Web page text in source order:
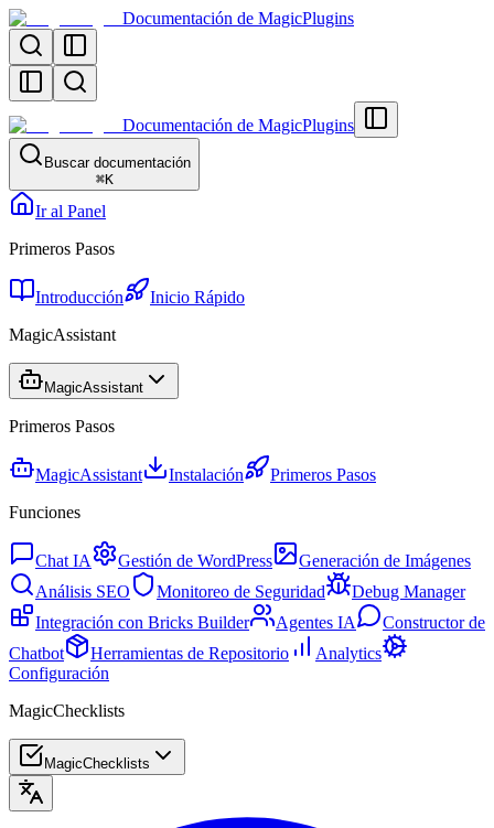
Documentación de MagicPlugins
Documentación de MagicPlugins
Buscar documentación
⌘K
Ir al Panel
Primeros Pasos
Introducción
Inicio Rápido
MagicAssistant
MagicAssistant
Primeros Pasos
MagicAssistant Instalación
Primeros Pasos
Funciones
Chat IA Gestión de WordPress
Generación de Imágenes
Análisis SEO
Monitoreo de Seguridad
Debug Manager
Integración con Bricks Builder
Agentes IA
Constructor de
Chatbot
Herramientas de Repositorio
Analytics
Configuración
MagicChecklists
MagicChecklists